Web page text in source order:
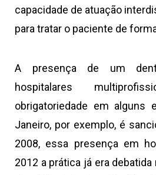
capacidade de atuação
para tratar o paciente de
A presença de um
hospitalares
obrigatoriedade em alguns
Janeiro, por exemplo, é
2008, essa presença em
2012 a prática já era debatida